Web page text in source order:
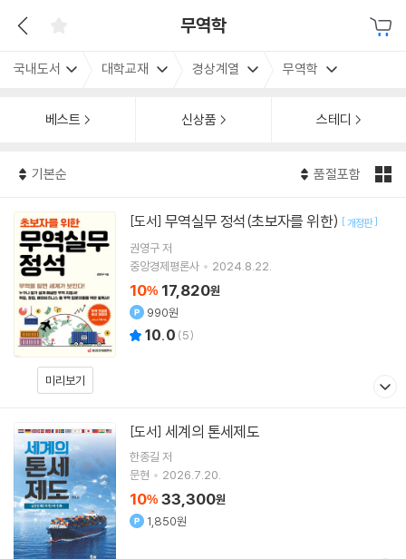
무역학
국내도서 대학교재 경상계열 무역학
베스트 신상품 스테디
기본순 품절포함
미리보기
[도서] 무역실무 정석(초보자를 위한) [개정판]
권영구저
중앙경제평론사
2024.8.22.
10% 17,820원
990원
10.0 (5)
[도서] 세계의 톤세제도
한종길 저
문현
2026.7.20.
10% 33,300원
1,850원